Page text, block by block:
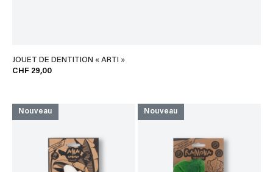
JOUET DE DENTITION « ARTI »
CHF 29,00
Nouveau Nouveau